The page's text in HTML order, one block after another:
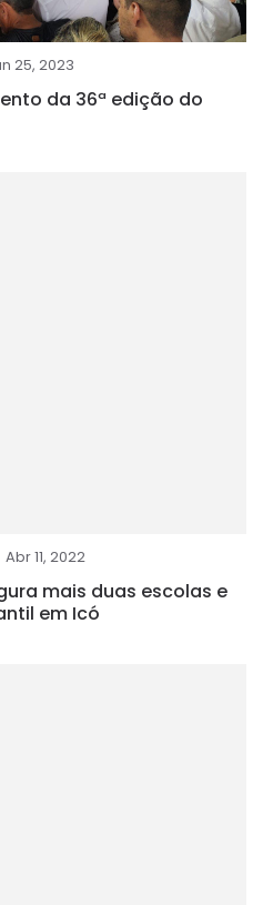
25, 2023
da 36ª edição do
Abr 11, 2022
mais duas escolas e
em Icó